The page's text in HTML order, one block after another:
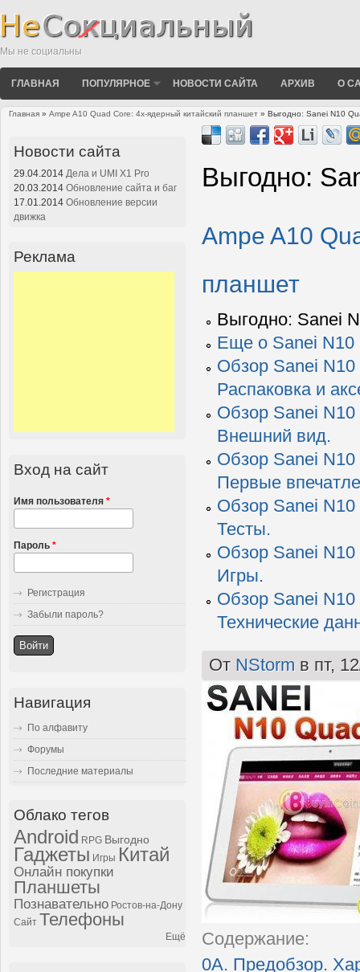
Мы не социальны
ГЛАВНАЯ ПОПУЛЯРНОЕ НОВОСТИ САЙТА АРХИВ О
Главная » Ampe A10 Quad Core: 4х-ядерный китайский планшет » Выгодно: Sanei N10
Выгодно:
Ampe A10
планшет
Выгодно: Sanei
Еще о Sanei N10
Обзор Sanei N10
Распаковка и
Обзор Sanei N10
Внешний вид.
Обзор Sanei N10
Первые
Обзор Sanei N10
Тесты.
Обзор Sanei N10
Игры.
Обзор Sanei N10
Технические
От NStorm в пт,
Содержание:
0A. Предобзор.
Новости сайта
29.04.2014 Дела и UMI X1 Pro
20.03.2014 Обновление сайта и баг
17.01.2014 Обновление версии
движка
Реклама
Вход на сайт
Имя пользователя *
Пароль *
Регистрация
Забыли пароль?
Навигация
По алфавиту
Форумы
Последние материалы
Облако тегов
Android RPG Выгодно
Гаджеты Игры Китай
Онлайн покупки
Планшеты
Познавательно Ростов-на-Дону
Сайт Телефоны
Ещё